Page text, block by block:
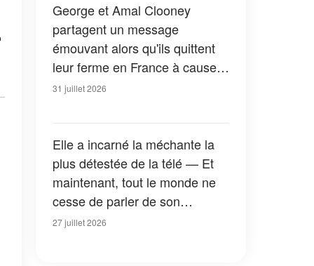
George et Amal Clooney
partagent un message
émouvant alors qu'ils quittent
leur ferme en France à cause
des feux de forêt — Tous les
31 juillet 2026
Elle a incarné la méchante la
plus détestée de la télé — Et
maintenant, tout le monde ne
cesse de parler de son
apparition dans la nouvelle
27 juillet 2026